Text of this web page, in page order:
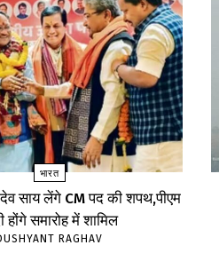
भारत
देव साय लेंगे CM पद की शपथ,पीएम
होंगे समारोह में शामिल
RAGHAV